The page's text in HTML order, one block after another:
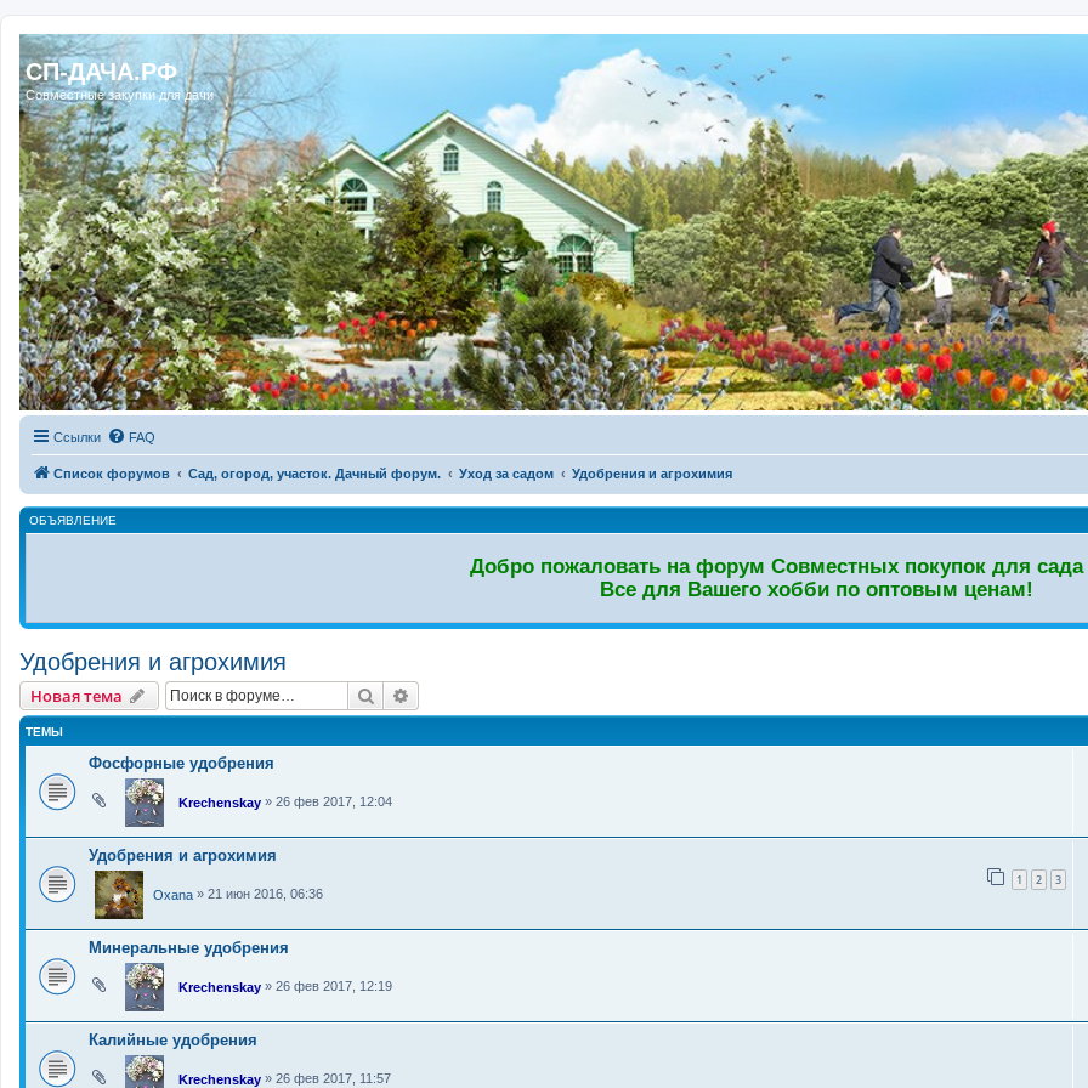
Регистрация
СП-ДАЧА.РФ
Совместные закупки для дачи
Ссылки FAQ
Список форумов Сад, огород, участок. Дачный форум. Уход за садом Удобрения и агрохимия
ОБЪЯВЛЕНИЕ
Добро пожаловать на форум Совместных покупок для сада
Все для Вашего хобби по оптовым ценам!
Удобрения и агрохимия
Новая тема
Новаятема Поиск
ТЕМЫ
Фосфорные удобрения
Krechenskay » 26 фев 2017, 12:04
Удобрения и агрохимия
Oxana » 21 июн 2016, 06:36
1 2 3
Минеральные удобрения
Krechenskay » 26 фев 2017, 12:19
Калийные удобрения
Krechenskay » 26 фев 2017, 11:57